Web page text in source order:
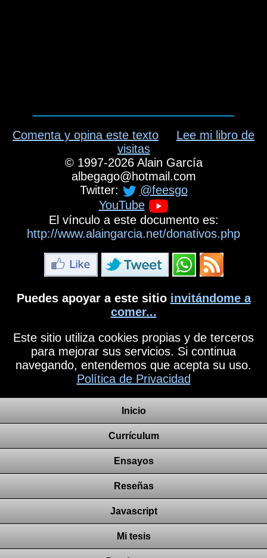
Comenta y opina este texto
Lee mi libro de
visitas
©1997-2026 Alain García
albegago@hotmail.com
Twitter:
@feesgo
YouTube
El vínculo a este documento es:
http://www.alaingarcia.net/donativos.php
Puedes apoyar a este sitio invitándome a
comer...
Este sitio utiliza cookies propias y de terceros
para mejorar sus servicios. Si continua
navegando, entendemos que acepta su uso.
Política de Privacidad
Inicio
Currículum
Ensayos
Reseñas
Javascript
Mi tesis